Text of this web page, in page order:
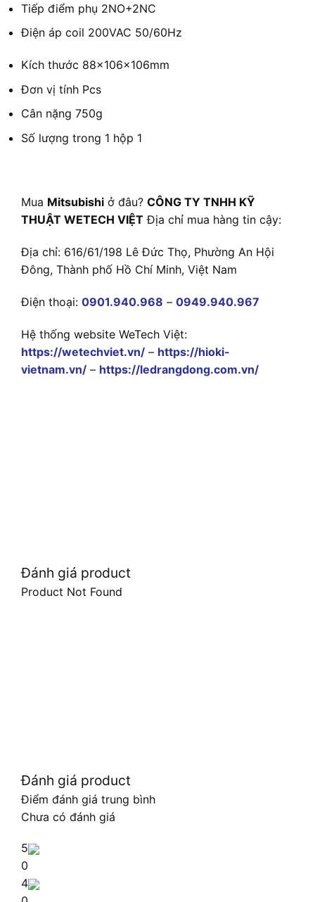
Tiếp điểm phụ 2NO+2NC
Điện áp coil 200VAC 50/60Hz
Kích thước 88×106×106mm
Đơn vị tính Pcs
Cân nặng 750g
Số lượng trong 1 hộp 1
Mua Mitsubishi ở đâu? CÔNG TY TNHH KỸ
THUẬT WETECH VIỆT Địa chỉ mua hàng tin cậy:
Địa chỉ: 616/61/198 Lê Đức Thọ, Phường An Hội
Đông, Thành phố Hồ Chí Minh, Việt Nam
Điện thoại: 0901.940.968 – 0949.940.967
Hệ thống website WeTech Việt:
https://wetechviet.vn/ – https://hioki-
vietnam.vn/ – https://ledrangdong.com.vn/
Đánh giá product
Product Not Found
Đánh giá product
Điểm đánh giá trung bình
Chưa có đánh giá
5
0
4